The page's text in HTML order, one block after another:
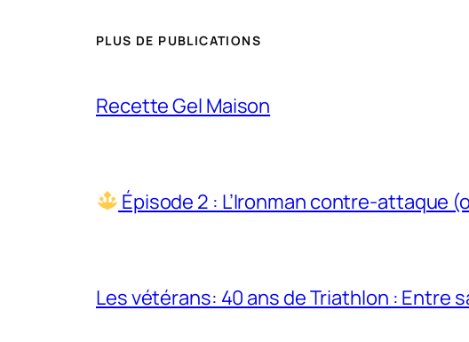
PLUS DE PUBLICATIONS
Recette Gel Maison
Épisode 2 : L’Ironman contre-attaque
Les vétérans: 40 ans de Triathlon :